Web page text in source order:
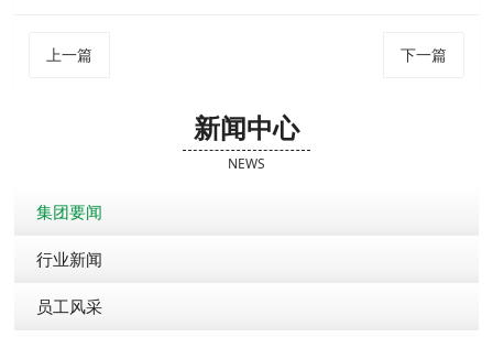
上一篇 下一篇
新闻中心
NEWS
集团要闻
行业新闻
员工风采